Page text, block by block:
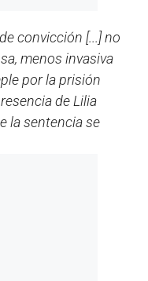
convicción [...] no
menos invasiva
por la prisión
de Lilia
la sentencia se